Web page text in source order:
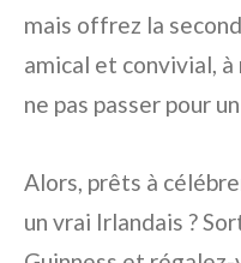
mais offrez la
amical et convivial,
ne pas passer pour
Alors, prêts à
un vrai Irlandais ?